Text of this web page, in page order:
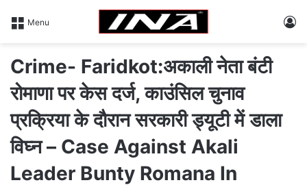
Menu
Crime- Faridkot:अकाली नेता बंटी
रोमाणा पर केस दर्ज, काउंसिल चुनाव
प्रक्रिया के दाैरान सरकारी ड्यूटी में डाला
विघ्न – Case Against Akali
Leader Bunty Romana In